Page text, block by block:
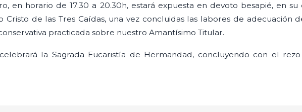
en horario de 17.30 a 20.30h, estará expuesta en devoto besapié, en su
Cristo de las Tres Caídas, una vez concluidas las labores de adecuación
practicada sobre nuestro Amantísimo Titular.
la Sagrada Eucaristía de Hermandad, concluyendo con el